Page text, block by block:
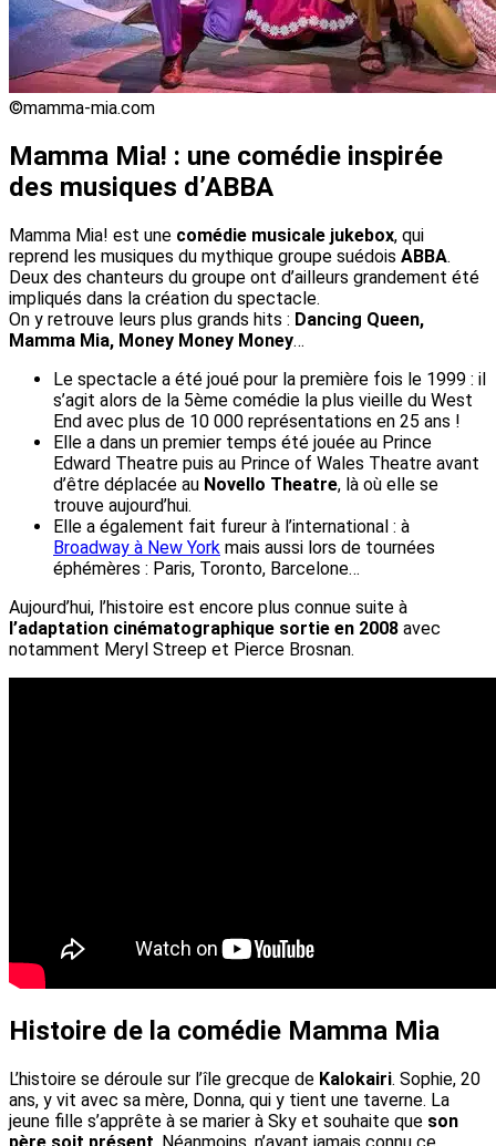
©mamma-mia.com
Mamma Mia! : une comédie inspirée
des musiques d’ABBA
Mamma Mia! est une comédie musicale jukebox, qui
reprend les musiques du mythique groupe suédois ABBA.
Deux des chanteurs du groupe ont d’ailleurs grandement été
impliqués dans la création du spectacle.
On y retrouve leurs plus grands hits : Dancing Queen,
Mamma Mia, Money Money Money…
Le spectacle a été joué pour la première fois le 1999 : il
s’agit alors de la 5ème comédie la plus vieille du West
End avec plus de 10 000 représentations en 25 ans !
Elle a dans un premier temps été jouée au Prince
Edward Theatre puis au Prince of Wales Theatre avant
d’être déplacée au Novello Theatre, là où elle se
trouve aujourd’hui.
Elle a également fait fureur à l’international : à
Broadway à New York mais aussi lors de tournées
éphémères : Paris, Toronto, Barcelone…
Aujourd’hui, l’histoire est encore plus connue suite à
l’adaptation cinématographique sortie en 2008 avec
notamment Meryl Streep et Pierce Brosnan.
Histoire de la comédie Mamma Mia
L’histoire se déroule sur l’île grecque de Kalokairi. Sophie, 20
ans, y vit avec sa mère, Donna, qui y tient une taverne. La
jeune fille s’apprête à se marier à Sky et souhaite que son